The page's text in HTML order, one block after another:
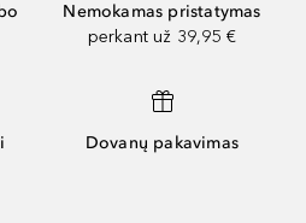
Nemokamas pristatymas
perkant už 39,95 €
Dovanų pakavimas